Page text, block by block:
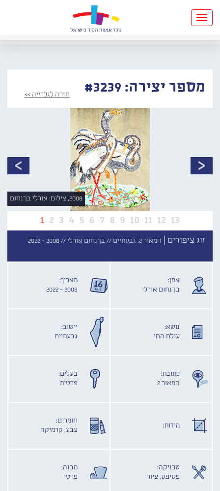
Toggle
navigation
מספר יצירה: #3239 חזרה לגלרייה >>
1 2 3 4 5 6 7 8 9 10 11 12 13
2008, צילום: אורלי בן־נחום
זוג ציפורים | המאור 2, גבעתיים // בן־נחום אורלי // 2008 - 2022
אמן:
בן־נחום אורלי
תאריך:
2008 - 2022
נושא:
עולם החי
יישוב:
גבעתיים
כתובת:
המאור 2
בעלים:
פרטית
מידות:
חומרים:
צבע, קרמיקה
טכניקה:
פסיפס, ציור
מבנה:
פרטי